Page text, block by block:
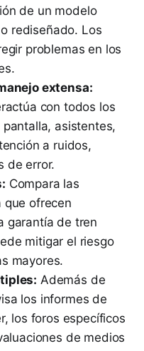
de un modelo
rediseñado. Los
problemas en los
extensa:
con todos los
asistentes,
a ruidos,
de error.
Compara las
ofrecen
garantía de tren
mitigar el riesgo
mayores.
Además de
los informes de
los foros específicos
de medios